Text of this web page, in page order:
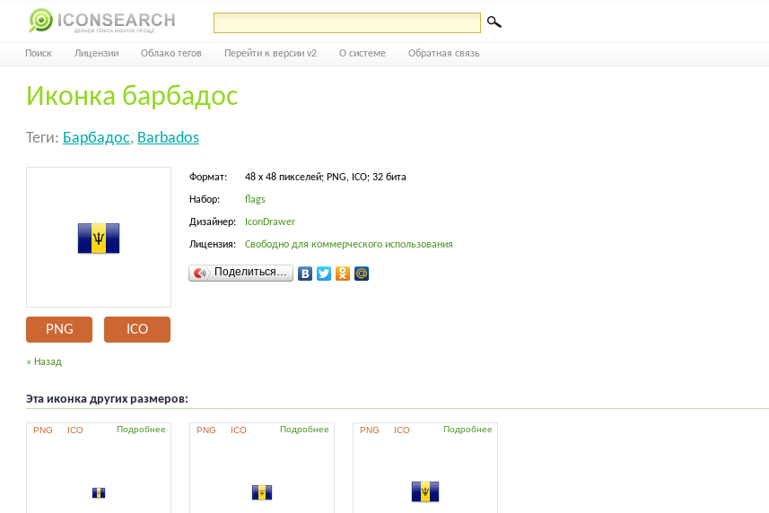
Поиск Лицензии Облако тегов Перейти к версии v2 О системе Обратная связь
Иконка барбадос
Теги: Барбадос, Barbados
PNG ICO
Формат: 48 x 48 пикселей; PNG, ICO; 32 бита
Набор: flags
Дизайнер: IconDrawer
Лицензия: Свободно для коммерческого использования
Поделиться…
« Назад
Эта иконка других размеров:
PNG ICO Подробнее PNG ICO Подробнее PNG ICO Подробнее